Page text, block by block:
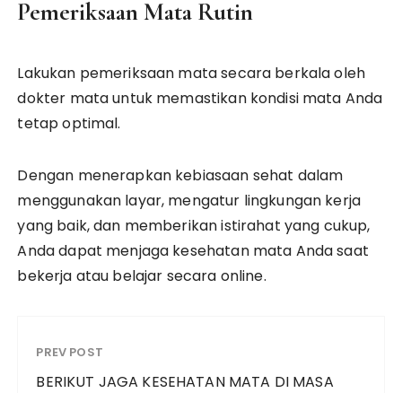
Pemeriksaan Mata Rutin
Lakukan pemeriksaan mata secara berkala oleh
dokter mata untuk memastikan kondisi mata Anda
tetap optimal.
Dengan menerapkan kebiasaan sehat dalam
menggunakan layar, mengatur lingkungan kerja
yang baik, dan memberikan istirahat yang cukup,
Anda dapat menjaga kesehatan mata Anda saat
bekerja atau belajar secara online.
PREV POST
BERIKUT JAGA KESEHATAN MATA DI MASA